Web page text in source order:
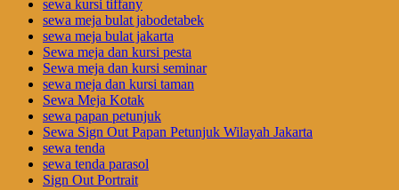
sewa kursi tiffany
sewa meja bulat jabodetabek
sewa meja bulat jakarta
Sewa meja dan kursi pesta
Sewa meja dan kursi seminar
sewa meja dan kursi taman
Sewa Meja Kotak
sewa papan petunjuk
Sewa Sign Out Papan Petunjuk Wilayah Jakarta
sewa tenda
sewa tenda parasol
Sign Out Portrait